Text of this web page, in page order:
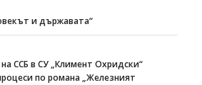
и държавата“
ССБ в СУ „Климент Охридски“
по романа „Железният